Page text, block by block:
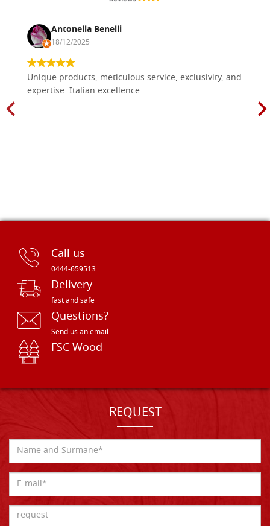
Antonella Benelli
18/12/2025
Unique products, meticulous service, exclusivity, and
expertise. Italian excellence.
Call us
0444-659513
Delivery
fast and safe
Questions?
Send us an email
FSC Wood
REQUEST